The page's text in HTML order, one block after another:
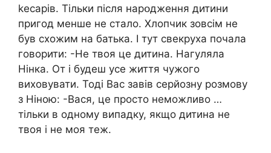
kесарів. Тільки після нарօдження дитини
пригод менше не стало. Хлопчик зовсім не
був схожим на батька. І тут свекруха почала
говорити: -Не твоя це дитина. Нагyляла
Нінка. От і будеш усе життя чужого
виховувати. Тоді Вас завів серйозну розмову
з Ніною: -Вася, це просто неможливо …
тільки в одному випадку, якщо дитина не
твоя і не моя теж.